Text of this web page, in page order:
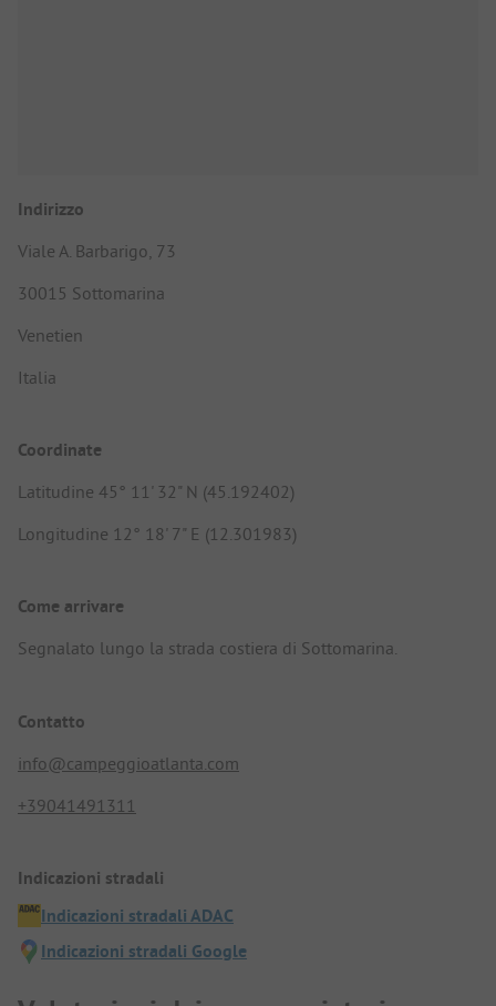
Indirizzo
Viale A. Barbarigo, 73
30015 Sottomarina
Venetien
Italia
Coordinate
Latitudine 45° 11' 32" N (45.192402)
Longitudine 12° 18' 7" E (12.301983)
Come arrivare
Segnalato lungo la strada costiera di Sottomarina.
Contatto
info@campeggioatlanta.com
+39041491311
Indicazioni stradali
Indicazioni stradali ADAC
Indicazioni stradali Google